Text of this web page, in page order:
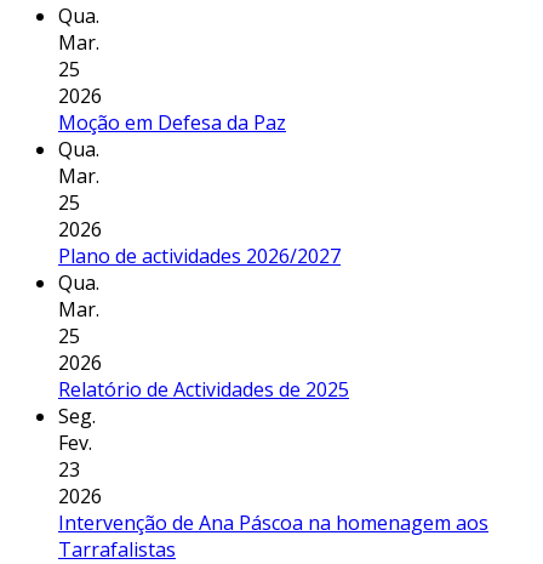
Qua.
Mar.
25
2026
Moção em Defesa da Paz
Qua.
Mar.
25
2026
Plano de actividades 2026/2027
Qua.
Mar.
25
2026
Relatório de Actividades de 2025
Seg.
Fev.
23
2026
Intervenção de Ana Páscoa na homenagem aos
Tarrafalistas